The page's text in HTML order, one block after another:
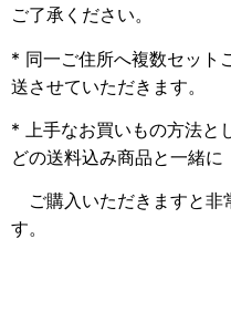
ご了承ください。
* 同一ご住所へ複数セット
送させていただきます。
*
上手なお買いもの方法
どの送料込み商品と一緒に
ご購入いただきますと非
す。